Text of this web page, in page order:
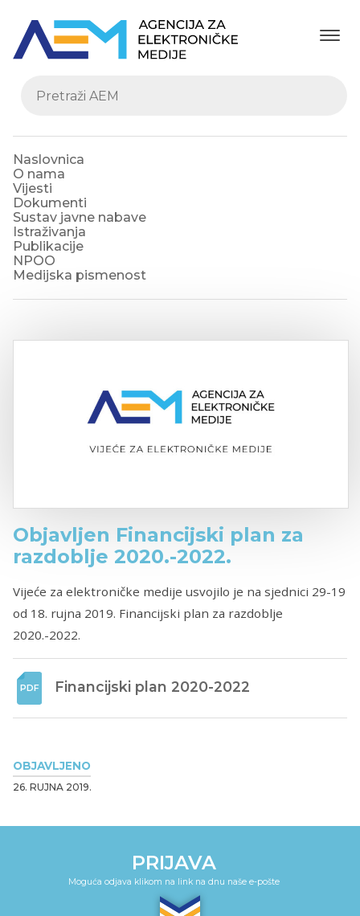
Naslovnica
O nama
Vijesti
Dokumenti
Sustav javne nabave
Istraživanja
Publikacije
NPOO
Medijska pismenost
OBJAVLJENO
26. RUJNA 2019.
Objavljen Financijski plan za
razdoblje 2020.-2022.
Vijeće za elektroničke medije usvojilo je na sjednici 29-19
od 18. rujna 2019. Financijski plan za razdoblje
2020.-2022.
Financijski plan 2020-2022
PRIJAVA
Moguća odjava klikom na link na dnu naše e-pošte